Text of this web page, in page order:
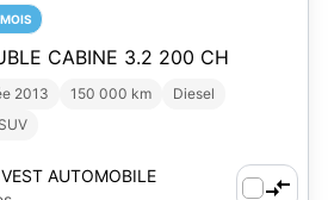
CABINE 3.2 200 CH
2013 150 000 km
Diesel
AUTOMOBILE